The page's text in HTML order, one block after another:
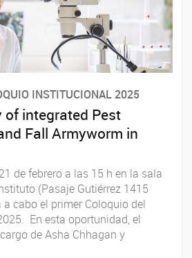
INSTITUCIONAL 2025
integrated Pest
Fall Armyworm in
de febrero a las 15 h en la sala
(Pasaje Gutiérrez 1415
cabo el primer Coloquio del
En esta oportunidad, el
de Asha Chhagan y